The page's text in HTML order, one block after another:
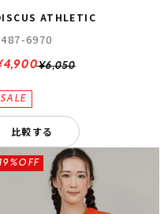
ATHLETIC
6970
¥6,050
比較する